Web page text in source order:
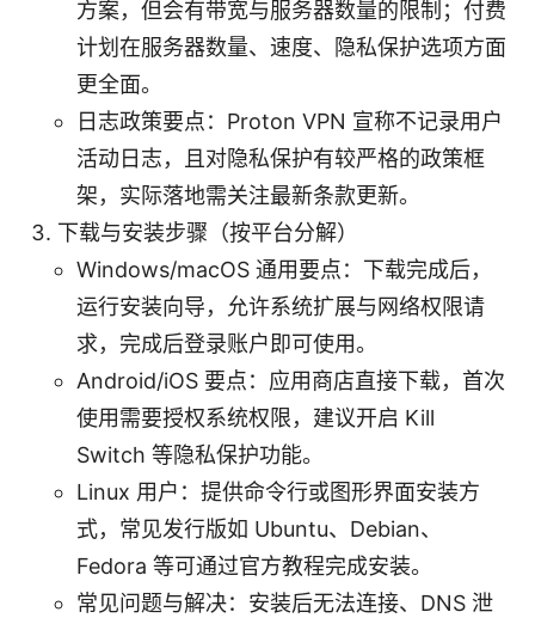
方案，但会有带宽与服务器数量的限制；付费
计划在服务器数量、速度、隐私保护选项方面
更全面。
日志政策要点：Proton VPN 宣称不记录用户
活动日志，且对隐私保护有较严格的政策框
架，实际落地需关注最新条款更新。
下载与安装步骤（按平台分解）
Windows/macOS 通用要点：下载完成后，
运行安装向导，允许系统扩展与网络权限请
求，完成后登录账户即可使用。
Android/iOS 要点：应用商店直接下载，首次
使用需要授权系统权限，建议开启 Kill
Switch 等隐私保护功能。
Linux 用户：提供命令行或图形界面安装方
式，常见发行版如 Ubuntu、Debian、
Fedora 等可通过官方教程完成安装。
常见问题与解决：安装后无法连接、DNS 泄